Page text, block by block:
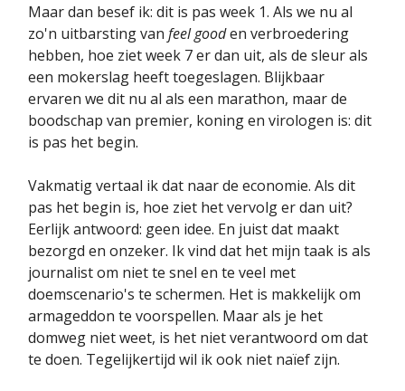
Maar dan besef ik: dit is pas week 1. Als we nu al
zo'n uitbarsting van feel gooden verbroedering
hebben, hoe ziet week 7 er dan uit, als de sleur als
een mokerslag heeft toegeslagen. Blijkbaar
ervaren we dit nu al als een marathon, maar de
boodschap van premier, koning en virologen is: dit
is pas het begin.
Vakmatig vertaal ik dat naar de economie. Als dit
pas het begin is, hoe ziet het vervolg er dan uit?
Eerlijk antwoord: geen idee. En juist dat maakt
bezorgd en onzeker. Ik vind dat het mijn taak is als
journalist om niet te snel en te veel met
doemscenario's te schermen. Het is makkelijk om
armageddon te voorspellen. Maar als je het
domweg niet weet, is het niet verantwoord om dat
te doen. Tegelijkertijd wil ik ook niet naïef zijn.